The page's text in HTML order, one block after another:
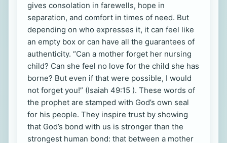
gives consolation in farewells, hope in
separation, and comfort in times of need. But
depending on who expresses it, it can feel like
an empty box or can have all the guarantees of
authenticity. “Can a mother forget her nursing
child? Can she feel no love for the child she has
borne? But even if that were possible, I would
not forget you!” (Isaiah 49:15 ). These words of
the prophet are stamped with God’s own seal
for his people. They inspire trust by showing
that God’s bond with us is stronger than the
strongest human bond: that between a mother